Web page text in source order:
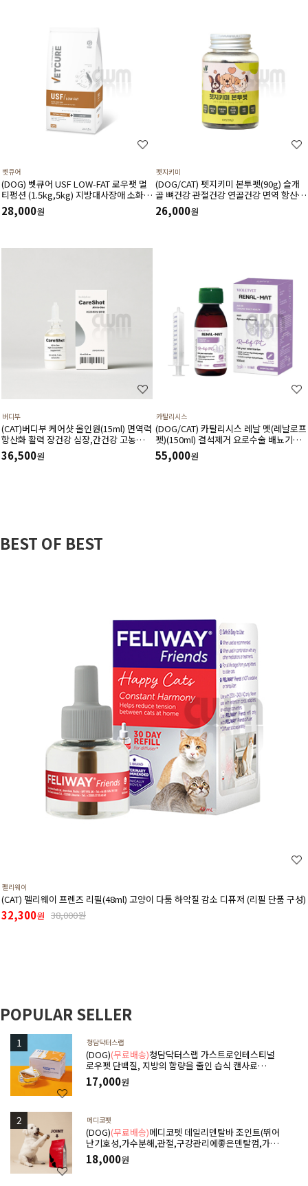
벳큐어
(DOG) 벳큐어 USF LOW-FAT 로우팻 멀
티펑션 (1.5kg,5kg) 지방대사장애 소화기
면역 식이알러지 피부모질건강 소화흡수
장애에 도움
28,000원
펫지키미
(DOG/CAT) 펫지키미 본투펫(90g) 슬개
골 뼈건강 관절건강 연골건강 면역 항산화
염증 소화기에 도움
26,000원
버디부
(CAT)버디부 케어샷 올인원(15ml) 면역력
항산화 활력 장건강 심장,간건강 고농축
고흡수 영양제
36,500원
카탈리시스
(DOG/CAT) 카탈리시스 레날 멧(레날로프
펫)(150ml) 결석제거 요로수술 배뇨기능
개선 방광염치료 보조제
55,000원
BEST OF BEST
펠리웨이
(CAT) 펠리웨이 프렌즈 리필(48ml) 고양이 다툼 하악질 감소 디퓨저 (리필 단품 구성)
32,300원 38,000원
POPULAR SELLER
청담닥터스랩
(DOG)(무료배송)청담닥터스랩 가스트로인테스티널
로우펫 단백질, 지방의 함량을 줄인 습식 캔사료
600g(100gx6ea) 저지방처방습식,췌장염 ,소화기질
환,고지혈증,담낭슬러지
17,000원
메디코펫
(DOG)(무료배송)메디코펫 데일리덴탈바 조인트(뛰어
난기호성,가수분해,관절,구강관리에좋은덴탈껌,가수
18,000원